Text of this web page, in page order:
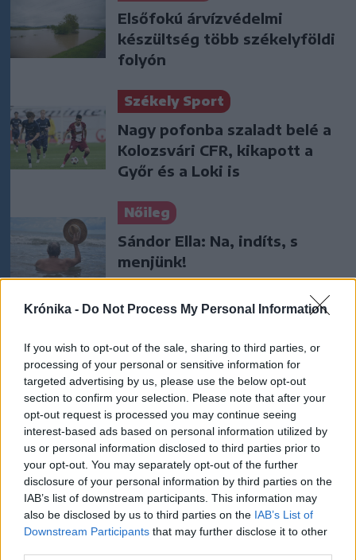
Krónika - Do Not Process My Personal Information
If you wish to opt-out of the sale, sharing to third parties, or
processing of your personal or sensitive information for
targeted advertising by us, please use the below opt-out
section to confirm your selection. Please note that after your
opt-out request is processed you may continue seeing
interest-based ads based on personal information utilized by
us or personal information disclosed to third parties prior to
your opt-out. You may separately opt-out of the further
disclosure of your personal information by third parties on the
IAB’s list of downstream participants. This information may
also be disclosed by us to third parties on the IAB’s List of
Downstream Participants that may further disclose it to other
Elsőfokú árvízvédelmi
készültség több székelyföldi
folyón
Székely Sport
Nagy pofonba szaladt belé a
Kolozsvári CFR, kikapott a
Győr és a Loki is
Nőileg
Sándor Ella: Na, indíts, s
menjünk!
A rovat további cikkei